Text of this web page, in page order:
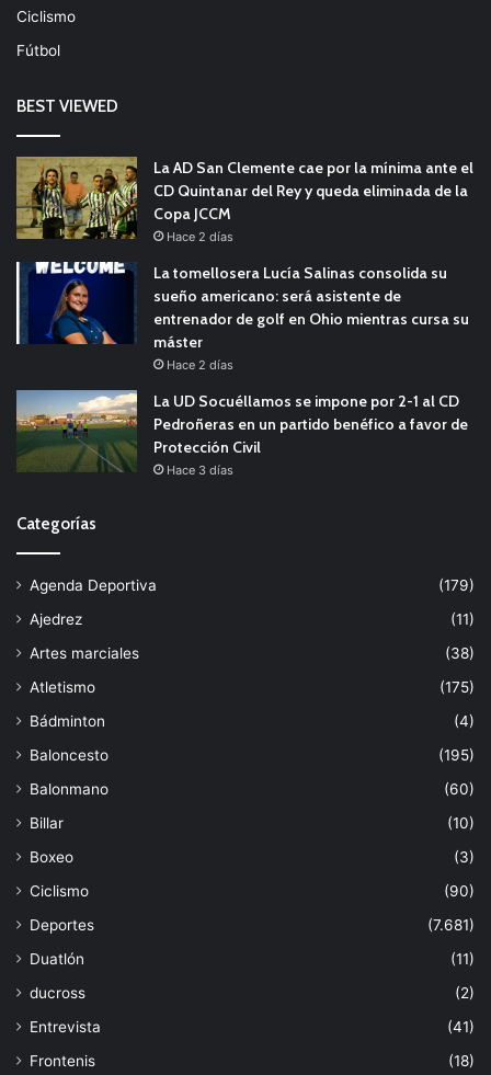
Ciclismo
Fútbol
BEST VIEWED
La AD San Clemente cae por la mínima ante el
CD Quintanar del Rey y queda eliminada de la
Copa JCCM
Hace 2 días
La tomellosera Lucía Salinas consolida su
sueño americano: será asistente de
entrenador de golf en Ohio mientras cursa su
máster
Hace 2 días
La UD Socuéllamos se impone por 2-1 al CD
Pedroñeras en un partido benéfico a favor de
Protección Civil
Hace 3 días
Categorías
Agenda Deportiva
(179)
Ajedrez
(11)
Artes marciales
(38)
Atletismo
(175)
Bádminton
(4)
Baloncesto
(195)
Balonmano
(60)
Billar
(10)
Boxeo
(3)
Ciclismo
(90)
Deportes
(7.681)
Duatlón
(11)
ducross
(2)
Entrevista
(41)
Frontenis
(18)